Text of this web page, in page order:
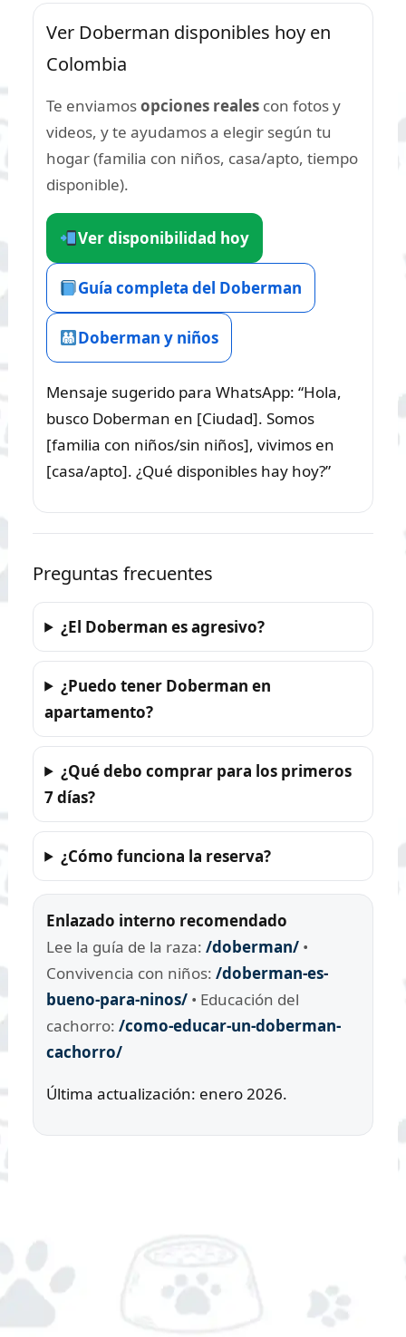
Ver Doberman disponibles hoy en
Colombia
Te enviamosopciones reales con fotos y
videos, y te ayudamos a elegir según tu
hogar (familia con niños, casa/apto, tiempo
disponible).
Ver disponibilidad hoy
Guía completa del Doberman
Doberman y niños
Mensaje sugerido para WhatsApp: “Hola,
busco Doberman en [Ciudad]. Somos
[familia con niños/sin niños], vivimos en
[casa/apto]. ¿Qué disponibles hay hoy?”
Preguntas frecuentes
¿El Doberman es agresivo?
¿Puedo tener Doberman en
apartamento?
¿Qué debo comprar para los primeros
7 días?
¿Cómo funciona la reserva?
Enlazado interno recomendado
Lee la guía de la raza:/doberman/ •
Convivencia con niños:/doberman-es-
bueno-para-ninos/ • Educación del
cachorro:/como-educar-un-doberman-
cachorro/
Última actualización: enero 2026.